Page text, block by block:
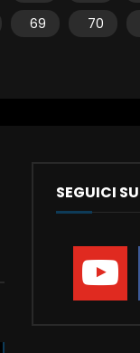
69 70
SEGUICI SU